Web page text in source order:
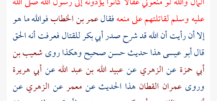
عليه وسلم لقاتلتهم على منعهفقالعمر بن الخطابفوالله ما هو
إلا أن رأيت أن الله قد شرح صدرأبي بكرللقتال فعرفت أنه الحق
قال أبو عيسى هذا حديث حسن صحيح وهكذا روىشعيب بن
أبي حمزة عنالزهريعنعبيد الله بن عبد اللهعنأبي هريرة
وروىعمران القطان هذا الحديث عنمعمرعن الزهري عن